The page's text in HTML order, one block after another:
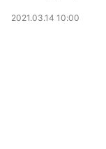
2021.03.14 10:00